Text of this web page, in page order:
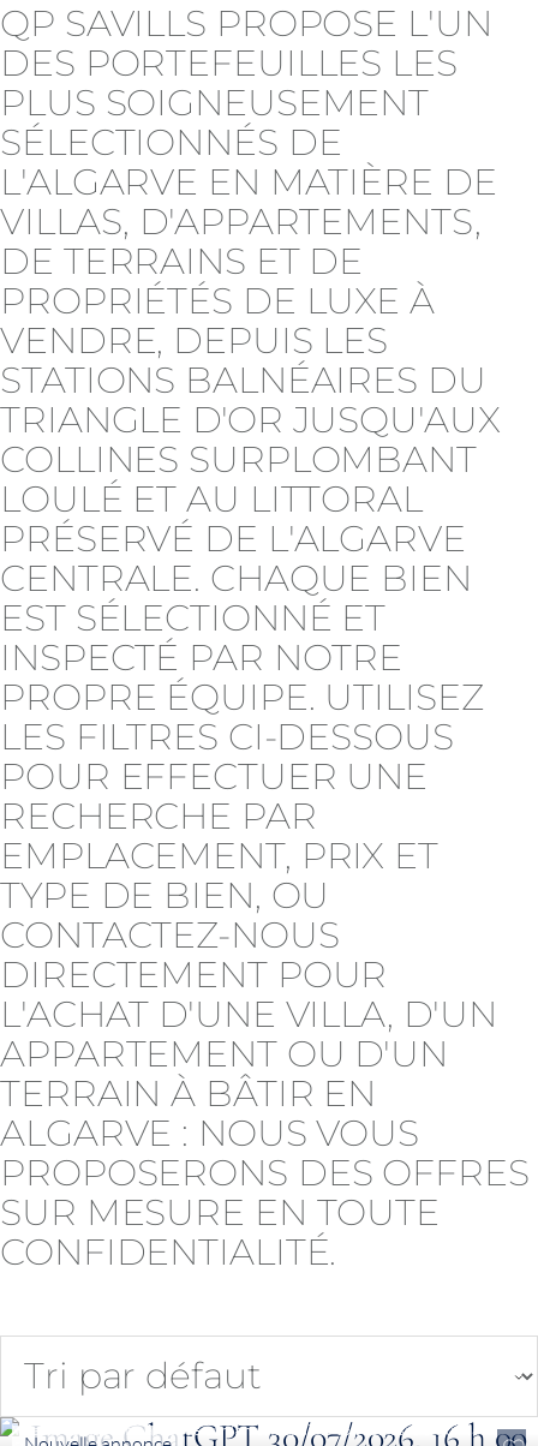
QP SAVILLS PROPOSE L'UN
DES PORTEFEUILLES LES
PLUS SOIGNEUSEMENT
SÉLECTIONNÉS DE
L'ALGARVE EN MATIÈRE DE
VILLAS, D'APPARTEMENTS,
DE TERRAINS ET DE
PROPRIÉTÉS DE LUXE À
VENDRE, DEPUIS LES
STATIONS BALNÉAIRES DU
TRIANGLE D'OR JUSQU'AUX
COLLINES SURPLOMBANT
LOULÉ ET AU LITTORAL
PRÉSERVÉ DE L'ALGARVE
CENTRALE. CHAQUE BIEN
EST SÉLECTIONNÉ ET
INSPECTÉ PAR NOTRE
PROPRE ÉQUIPE. UTILISEZ
LES FILTRES CI-DESSOUS
POUR EFFECTUER UNE
RECHERCHE PAR
EMPLACEMENT, PRIX ET
TYPE DE BIEN, OU
CONTACTEZ-NOUS
DIRECTEMENT POUR
L'ACHAT D'UNE VILLA, D'UN
APPARTEMENT OU D'UN
TERRAIN À BÂTIR EN
ALGARVE : NOUS VOUS
PROPOSERONS DES OFFRES
SUR MESURE EN TOUTE
CONFIDENTIALITÉ.
€ 3,850,000
Villa contemporaine avec vue sur la mer depuis le toit-terrasse à Quinta